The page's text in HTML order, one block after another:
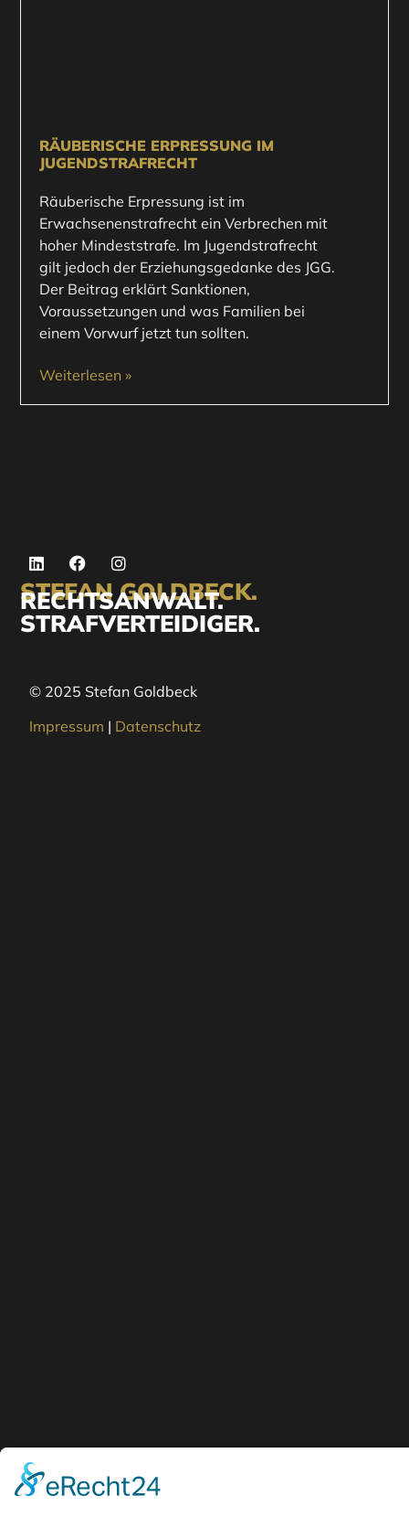
RÄUBERISCHE ERPRESSUNG IM
JUGENDSTRAFRECHT
Räuberische Erpressung ist im
Erwachsenenstrafrecht ein Verbrechen mit
hoher Mindeststrafe. Im Jugendstrafrecht
gilt jedoch der Erziehungsgedanke des JGG.
Der Beitrag erklärt Sanktionen,
Voraussetzungen und was Familien bei
einem Vorwurf jetzt tun sollten.
Weiterlesen »
STEFAN GOLDBECK.
RECHTSANWALT.
STRAFVERTEIDIGER.
© 2025 Stefan Goldbeck
Impressum | Datenschutz